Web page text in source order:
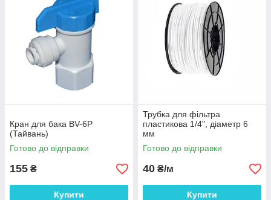
Кран для бака BV-6P
(Тайвань)
Готово до відправки
155 ₴
Купити
Трубка для фільтра
пластикова 1/4", діаметр 6
мм
Готово до відправки
40 ₴/м
Купити